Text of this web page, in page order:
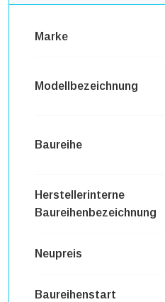
Marke
Modellbezeichnung
Baureihe
Herstellerinterne
Baureihenbezeichnung
Neupreis
Baureihenstart